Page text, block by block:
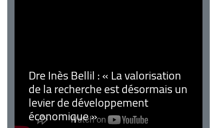
Dre Inès Bellil : « La valorisation
de la recherche est désormais un
levier de développement
économique »